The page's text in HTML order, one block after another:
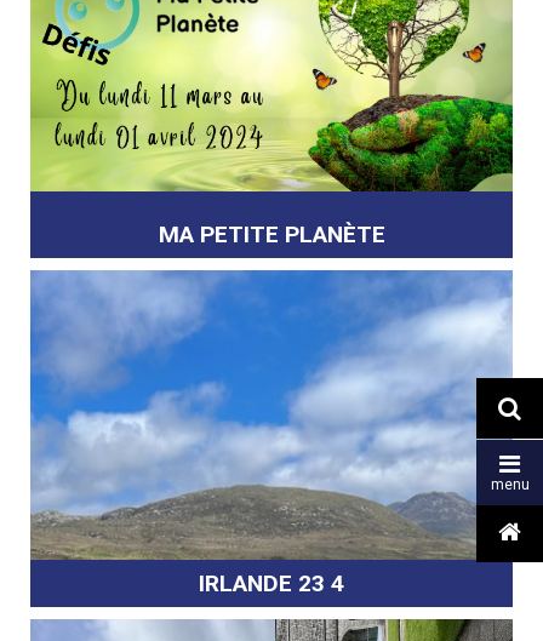


menu

MA PETITE PLANÈTE
IRLANDE 23 4